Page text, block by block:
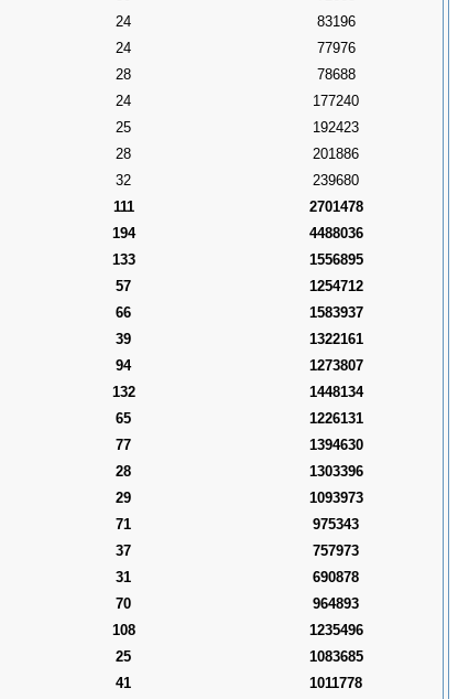
24
83196
24
77976
28
78688
24
177240
25
192423
28
201886
32
239680
111
2701478
194
4488036
133
1556895
57
1254712
66
1583937
39
1322161
94
1273807
132
1448134
65
1226131
77
1394630
28
1303396
29
1093973
71
975343
37
757973
31
690878
70
964893
108
1235496
25
1083685
41
1011778